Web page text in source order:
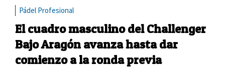
Pádel Profesional
El cuadro masculino del Challenger
Bajo Aragón avanza hasta dar
comienzo a la ronda previa